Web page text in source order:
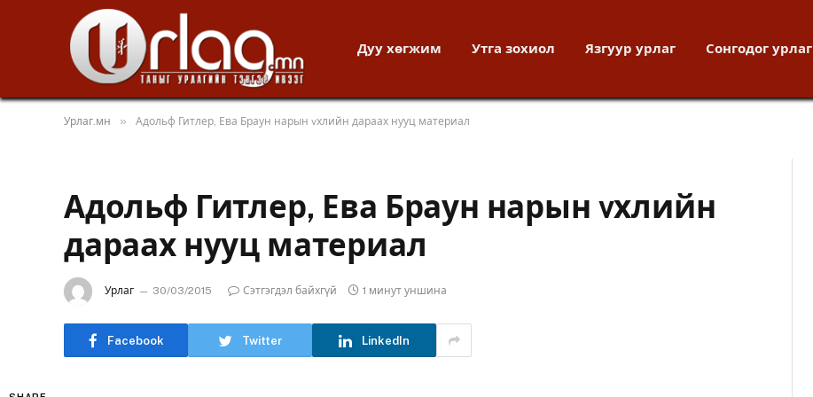
Дуу хөгжим Утга зохиол Язгуур урлаг Сонгодог урлаг
Урлаг.мн » Адольф Гитлер, Ева Браун нарын vхлийн дараах нууц материал
Адольф Гитлер, Ева Браун нарын vхлийн
дараах нууц материал
Урлаг 30/03/2015 Сэтгэгдэл байхгүй 1 минут уншина
Facebook Twitter LinkedIn